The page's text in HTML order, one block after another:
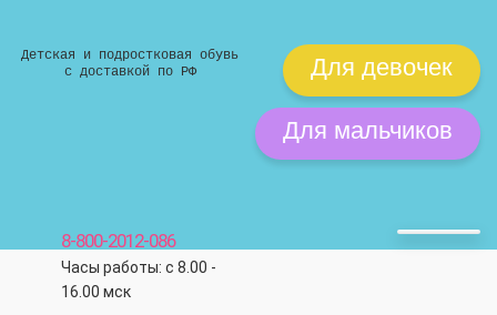
Детская и подростковая обувь
с доставкой по РФ
Для девочек
Для мальчиков
8-800-2012-086
Часы работы: с 8.00 -
16.00 мск